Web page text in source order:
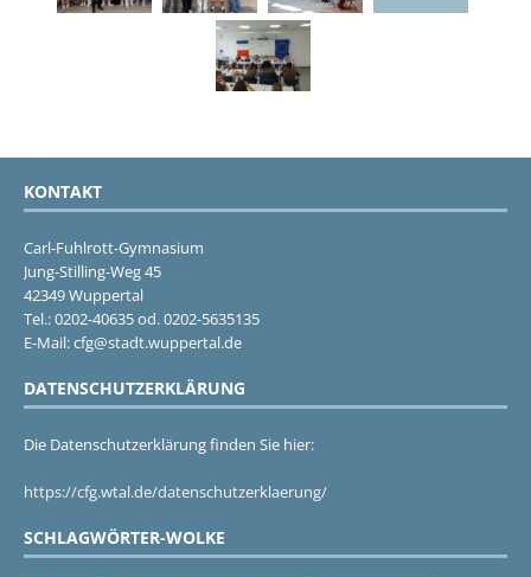
KONTAKT
Carl-Fuhlrott-Gymnasium
Jung-Stilling-Weg 45
42349 Wuppertal
Tel.: 0202-40635 od. 0202-5635135
E-Mail: cfg@stadt.wuppertal.de
DATENSCHUTZERKLÄRUNG
Die Datenschutzerklärung finden Sie hier:
https://cfg.wtal.de/datenschutzerklaerung/
SCHLAGWÖRTER-WOLKE